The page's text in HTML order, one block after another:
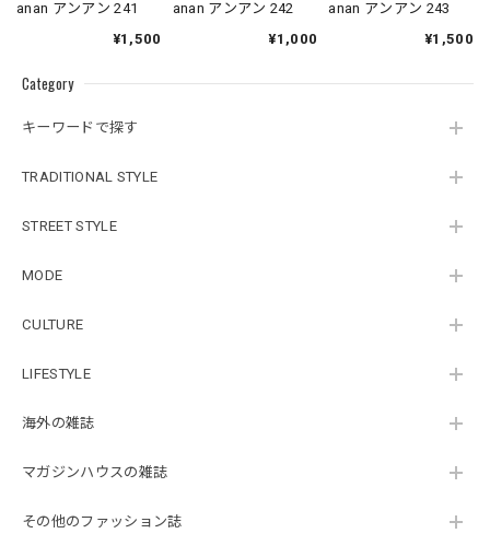
Category
キーワードで探す
TRADITIONAL STYLE
STREET STYLE
MODE
CULTURE
LIFESTYLE
海外の雑誌
マガジンハウスの雑誌
その他のファッション誌
anan アンアン 241
¥1,500
anan アンアン 242
¥1,000
anan アンアン 243
¥1,500